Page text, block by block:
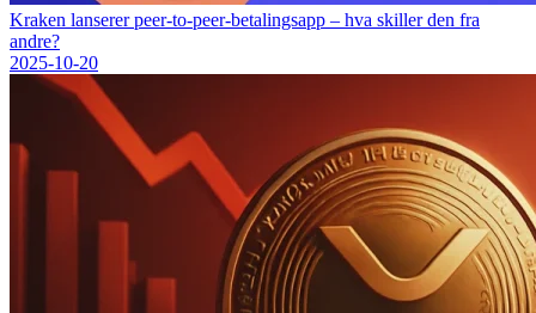
Kraken lanserer peer-to-peer-betalingsapp – hva skiller den fra
andre?
2025-10-20